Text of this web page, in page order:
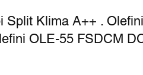
Hava Deposu
Split Klima A++ .
OLE-55 FSDCM